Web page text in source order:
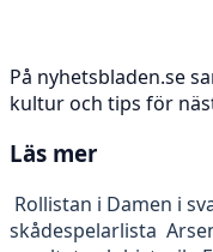
På nyhetsbladen.se
kultur och tips för
Läs mer
Rollistan i Damen i
skådespelarlista